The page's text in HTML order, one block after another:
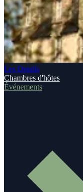
Les Details
Chambres d'hôtes
Événements